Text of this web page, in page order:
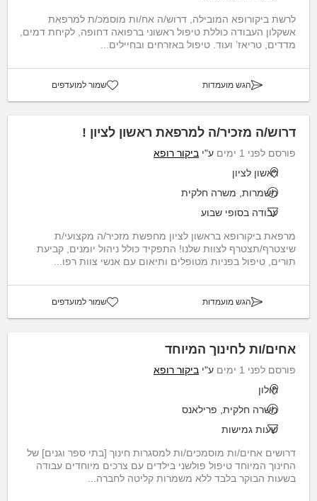
לרשת ביקורופא המובילה, דרוש/ה אח/ות מוסמכ/ת למרפאת
אשקלון העבודה כוללת טיפול ראשוני ברפואה דחופה, לקיחת דמים,
מדדים, טריאז’ ועוד. טיפול באזרחים ובחיילים...
הגש מועמדות שמור למועדפים
דרוש/ה מזכיר/ה למרפאת ראשון לציון !
פורסם לפני 1 ימים ע"י ביקור רופא
ראשון לציון
משמרות, משרה חלקית
עבודה בסופי שבוע
מרפאת ביקורופא בראשון לציון מחפשת מזכיר/ה מקצועי/ת
שיצטרף/תצטרף לצוות שלנו! התפקיד כולל ניהול יומנים, קביעת
תורים, טיפול בפניות מטופלים ותיאום עם אנשי צוות רפו...
הגש מועמדות שמור למועדפים
אחים/ות לחינוך המיוחד
פורסם לפני 1 ימים ע"י ביקור רופא
חולון
משרה חלקית, פרילאנס
שעות גמישות
דרושים אחים/ות מוסמכים/ות למסגרות חינוך [בתי ספר וגנים] של
החינוך המיוחד טיפול פולשני בילדים עם צרכים מיוחדים עבודה
בשעות הבוקר בלבד ללא משמרות קליטה לחברה...